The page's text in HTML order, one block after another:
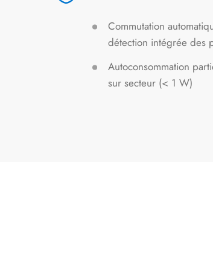
Commutation
détection intégrée des
Autoconsommation
sur secteur (< 1 W)